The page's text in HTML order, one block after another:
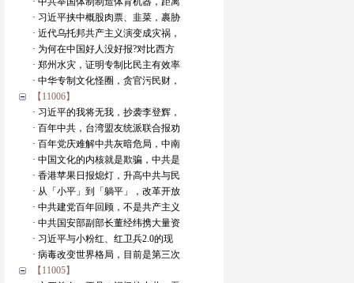
· 习近平挟中概股肉票、韭菜，裹胁
· 近代乌托邦共产主义演变成灾祸，
· 为何在中国好人没好报?对比西方
· 郑州水灾，证明专制比民主有效率
· 中华专制文化怪圈，贪官污民财，
【11006】
· 习近平的我将无我，抄袭李登辉，
· 百年中共，台湾盟友统派联合报劝
· 百年党庆难解中共灰暗危局，中南
· 中国文化的内核就是欺骗，中共是
· 香港苹果日报熄灯，升高中共与民
· 从「小平」到「躺平」，改革开放
· 中共建党百年回顾，不是共产主义
· 中共国安部副部长董经纬携大量资
· 习近平与小粉红、红卫兵2.0的现
· 病毒改变世界格局，目前是第三次
【11005】